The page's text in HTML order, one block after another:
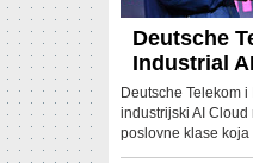
Deutsche
Industrial
Deutsche Telekom
industrijski AI
poslovne klase
2026.